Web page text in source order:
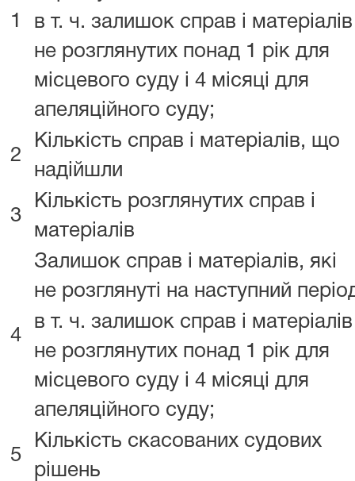
1
в т. ч. залишок справ і матеріалів
не розглянутих понад 1 рік для
місцевого суду і 4 місяці для
апеляційного суду;
2
Кількість справ і матеріалів, що
надійшли
3
Кількість розглянутих справ і
матеріалів
4
Залишок справ і матеріалів, які
не розглянуті на наступний
в т. ч. залишок справ і матеріалів
не розглянутих понад 1 рік для
місцевого суду і 4 місяці для
апеляційного суду;
5
Кількість скасованих судових
рішень